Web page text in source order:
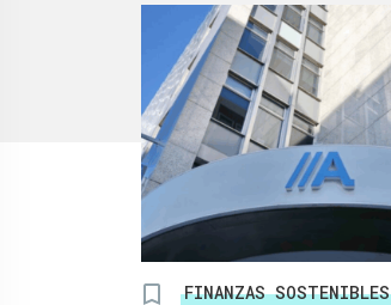
FINANZAS SOSTENIBLES